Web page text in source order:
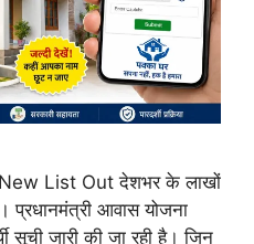
List Out देशभर के लाखों
प्रधानमंत्री आवास योजना
सूची जारी की जा रही है। जिन